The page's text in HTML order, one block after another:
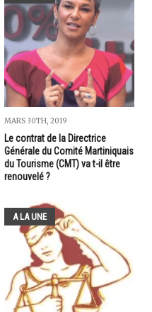
MARS 30TH, 2019
Le contrat de la Directrice
Générale du Comité Martiniquais
du Tourisme (CMT) va t-il être
renouvelé ?
A LA UNE